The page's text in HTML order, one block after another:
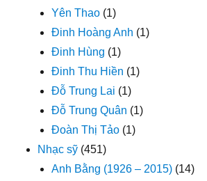
Yên Thao (1)
Đinh Hoàng Anh (1)
Đinh Hùng (1)
Đinh Thu Hiền (1)
Đỗ Trung Lai (1)
Đỗ Trung Quân (1)
Đoàn Thị Tảo (1)
Nhạc sỹ (451)
Anh Bằng (1926 – 2015) (14)